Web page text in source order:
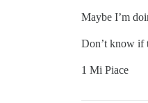
Maybe I’m
Don’t know if
1 Mi Piace